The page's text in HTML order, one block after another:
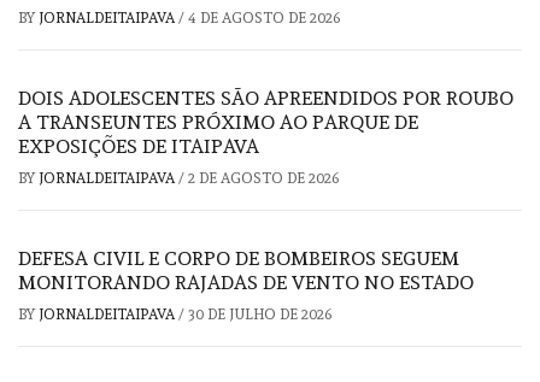
BY JORNALDEITAIPAVA/ 4 DE AGOSTO DE 2026
DOIS ADOLESCENTES SÃO APREENDIDOS POR ROUBO
A TRANSEUNTES PRÓXIMO AO PARQUE DE
EXPOSIÇÕES DE ITAIPAVA
BY JORNALDEITAIPAVA/ 2 DE AGOSTO DE 2026
DEFESA CIVIL E CORPO DE BOMBEIROS SEGUEM
MONITORANDO RAJADAS DE VENTO NO ESTADO
BY JORNALDEITAIPAVA/ 30 DE JULHO DE 2026